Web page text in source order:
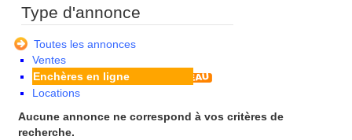
Mayotte
Portugal
Nord Pas de Calais - Belgique -
Pays Bas
Pays de la Loire
Picardie
Poitou Charentes
Type d'annonce
Toutes les annonces
Ventes
Enchères en ligne
Locations
Aucune annonce ne correspond à vos critères de
recherche.